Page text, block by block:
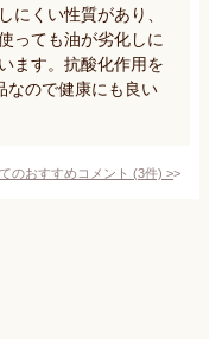
にくい性質があり、
っても油が劣化しに
ます。抗酸化作用を
なので健康にも良い
のおすすめコメント (3件) >